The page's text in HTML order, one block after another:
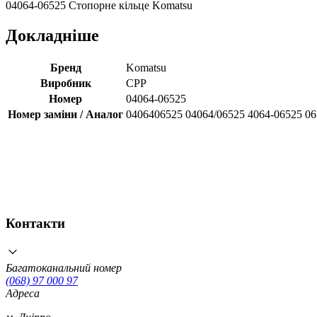
04064-06525 Стопорне кільце Komatsu
Докладніше
Бренд
Komatsu
Виробник
CPP
Номер
04064-06525
Номер заміни / Аналог 0406406525 04064/06525 4064-06525
Контакти
Багатоканальний номер
(068) 97 000 97
Адреса